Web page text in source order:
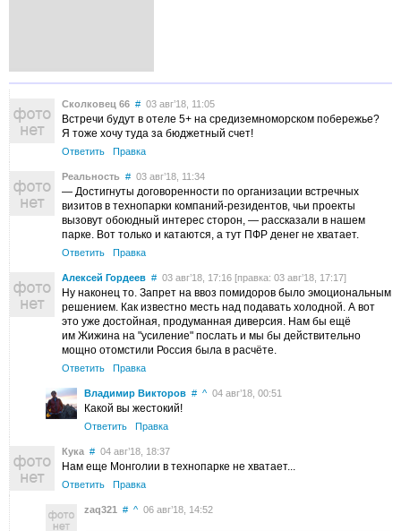
Сколковец 66 # 03 авг’18, 11:05
Встречи будут в отеле 5+ на средиземноморском побережье?
Я тоже хочу туда за бюджетный счет!
Ответить Правка
Реальность # 03 авг’18, 11:34
— Достигнуты договоренности по организации встречных
визитов в технопарки компаний-резидентов, чьи проекты
вызовут обоюдный интерес сторон, — рассказали в нашем
парке. Вот только и катаются, а тут ПФР денег не хватает.
Ответить Правка
Алексей Гордеев # 03 авг’18, 17:16 [правка: 03 авг’18, 17:17]
Ну наконец то. Запрет на ввоз помидоров было эмоциональным
решением. Как известно месть над подавать холодной. А вот
это уже достойная, продуманная диверсия. Нам бы ещё
им Жижина на "усиление" послать и мы бы действительно
мощно отомстили Россия была в расчёте.
Ответить Правка
Владимир Викторов # ^ 04 авг’18, 00:51
Какой вы жестокий!
Ответить Правка
Кука # 04 авг’18, 18:37
Нам еще Монголии в технопарке не хватает...
Ответить Правка
zaq321 # ^ 06 авг’18, 14:52